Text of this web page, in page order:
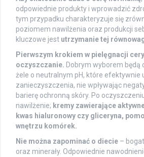
odpowiednie produkty i wprowadzić
tym przypadku charakteryzuje się
poziomem nawilżenia oraz produkcji
kluczowe jest utrzymanie tej
Pierwszym krokiem w pielęgnacji
oczyszczanie. Dobrym wyborem będą
żele o neutralnym pH, które efektywnie
zanieczyszczenia, nie wpływając
barierę ochronną skóry. Po
nawilżenie; kremy zawierające
kwas hialuronowy czy gliceryna,
wnętrzu komórek.
Nie można zapominać o diecie –
oraz minerały. Odpowiednie